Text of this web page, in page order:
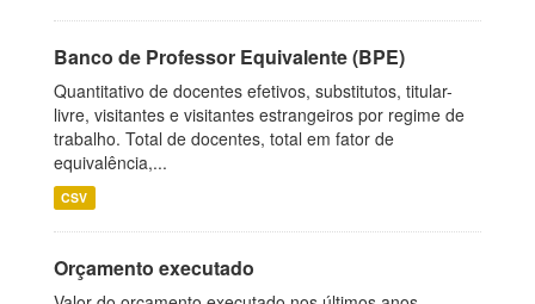
Banco de Professor Equivalente (BPE)
Quantitativo de docentes efetivos, substitutos, titular-
livre, visitantes e visitantes estrangeiros por regime de
trabalho. Total de docentes, total em fator de
equivalência,...
CSV
Orçamento executado